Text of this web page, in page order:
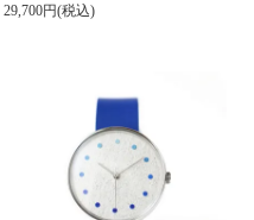
29,700円(税込)